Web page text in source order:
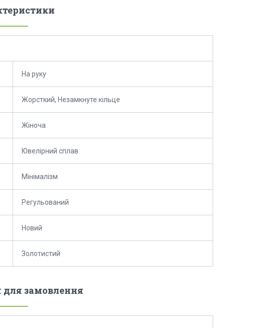
На руку
Жорсткий, Незамкнуте кільце
Жіноча
Ювелірний сплав
Мінімалізм
Регульований
Новий
Золотистий
для замовлення